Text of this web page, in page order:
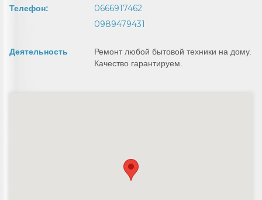
Телефон:
0666917462
0989479431
Деятельность
Ремонт любой бытовой техники на дому.
Качество гарантируем.